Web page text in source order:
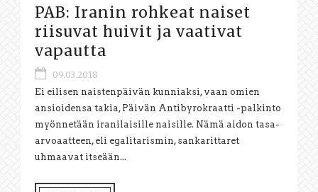
PAB: Iranin rohkeat naiset
riisuvat huivit ja vaativat
vapautta
09.03.2018
Ei eilisen naistenpäivän kunniaksi, vaan omien
ansioidensa takia, Päivän Antibyrokraatti -palkinto
myönnetään iranilaisille naisille. Nämä aidon tasa-
arvoaatteen, eli egalitarismin, sankarittaret
uhmaavat itseään...